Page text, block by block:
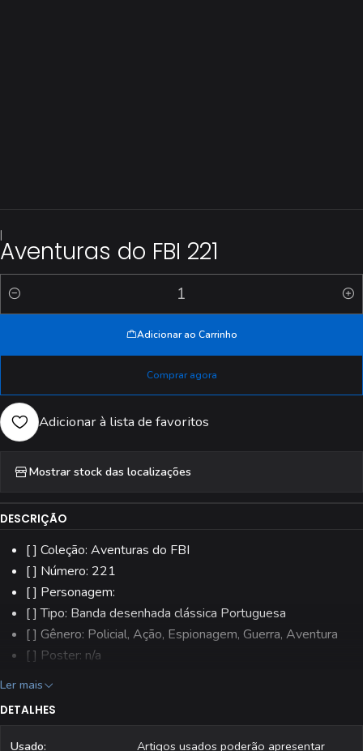
|
Aventuras do FBI 221
Quantidade
Adicionar ao Carrinho
Comprar agora
Adicionar à lista de favoritos
Mostrar stock das localizações
DESCRIÇÃO
[ ] Coleção: Aventuras do FBI
[ ] Número: 221
[ ] Personagem:
[ ] Tipo: Banda desenhada clássica Portuguesa
[ ] Gênero: Policial, Ação, Espionagem, Guerra, Aventura
[ ] Poster: n/a
[ ] Editora: Aguiar & Dias, Lda.
[ ] Todas as revistas são fotografadas individualmente.
Ler mais
DETALHES
Usado:
Artigos usados poderão apresentar